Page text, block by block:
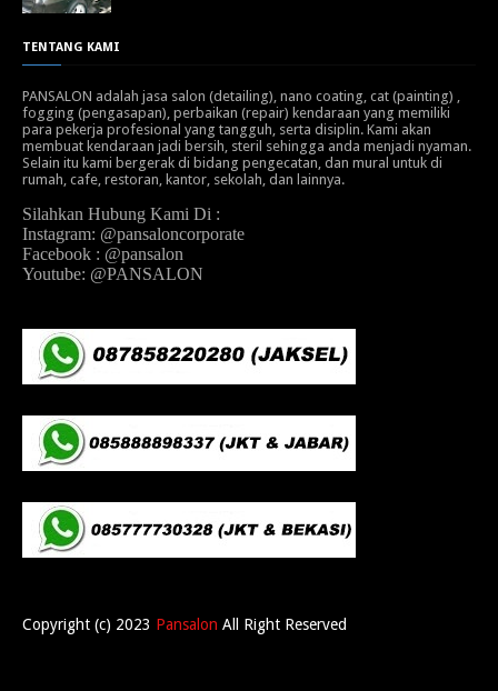
TENTANG KAMI
PANSALON adalah jasa salon (detailing), nano coating, cat (painting) ,
fogging (pengasapan), perbaikan (repair) kendaraan yang memiliki
para pekerja profesional yang tangguh, serta disiplin. Kami akan
membuat kendaraan jadi bersih, steril sehingga anda menjadi nyaman.
Selain itu kami bergerak di bidang pengecatan, dan mural untuk di
rumah, cafe, restoran, kantor, sekolah, dan lainnya.
Silahkan Hubung Kami Di :
Instagram: @pansaloncorporate
Facebook : @pansalon
Youtube: @PANSALON
Copyright (c) 2023 Pansalon All Right Reserved